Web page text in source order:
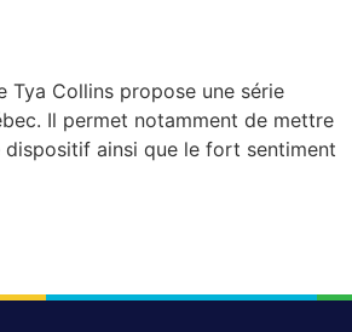
Tya Collins propose une série
Il permet notamment de mettre
dispositif ainsi que le fort sentiment